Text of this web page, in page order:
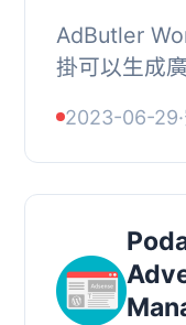
AdButler
掛可以生成
AdButler廣
AdButler帳
2023-06-29·